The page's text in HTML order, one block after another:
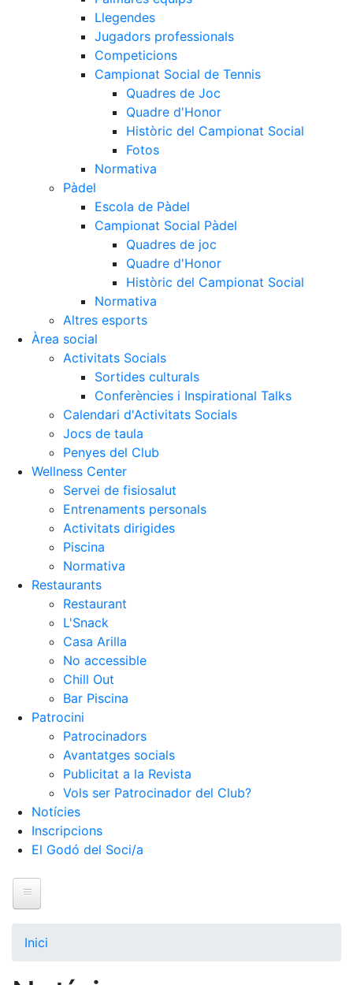
Llegendes
Jugadors professionals
Competicions
Campionat Social de Tennis
Quadres de Joc
Quadre d'Honor
Històric del Campionat Social
Fotos
Normativa
Pàdel
Escola de Pàdel
Campionat Social Pàdel
Quadres de joc
Quadre d'Honor
Històric del Campionat Social
Normativa
Altres esports
Àrea social
Activitats Socials
Sortides culturals
Conferències i Inspirational Talks
Calendari d'Activitats Socials
Jocs de taula
Penyes del Club
Wellness Center
Servei de fisiosalut
Entrenaments personals
Activitats dirigides
Piscina
Normativa
Restaurants
Restaurant
L'Snack
Casa Arilla
No accessible
Chill Out
Bar Piscina
Patrocini
Patrocinadors
Avantatges socials
Publicitat a la Revista
Vols ser Patrocinador del Club?
Notícies
Inscripcions
El Godó del Soci/a
La nostra història
Inici